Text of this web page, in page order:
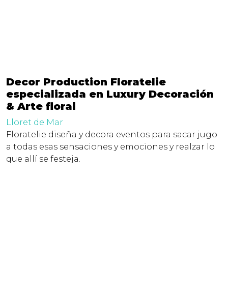
Decor Production Floratelie
especializada en Luxury Decoración
& Arte floral
Lloret de Mar
Floratelie diseña y decora eventos para sacar jugo
a todas esas sensaciones y emociones y realzar lo
que allí se festeja.